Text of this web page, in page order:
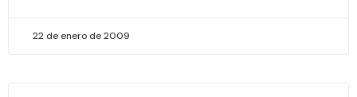
22 de enero de 2009